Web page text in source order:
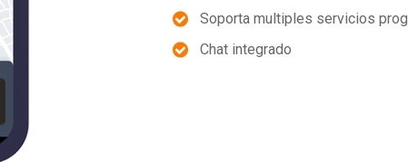
Soporta multiples servicios
Chat integrado